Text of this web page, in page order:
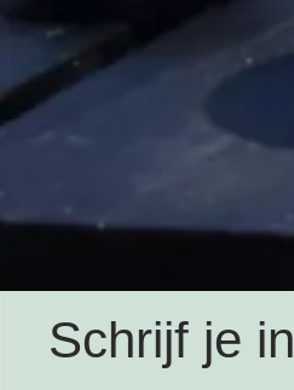
Schrijf je in